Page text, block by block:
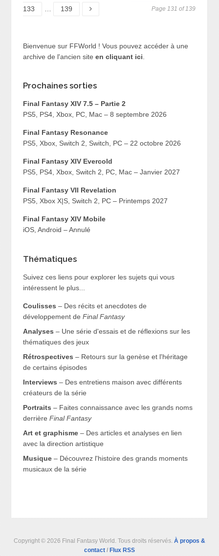
133 Page
139 Page 131 of 139
Bienvenue sur FFWorld ! Vous pouvez accéder à une
archive de l'ancien site en cliquant ici
Prochaines sorties
Final Fantasy XIV 7.5 – Partie 2
PS5, PS4, Xbox, PC, Mac – 8 septembre 2026
Final Fantasy Resonance
PS5, Xbox, Switch 2, Switch, PC – 22 octobre 2026
Final Fantasy XIV Evercold
PS5, PS4, Xbox, Switch 2, PC, Mac – Janvier 2027
Final Fantasy VII Revelation
PS5, Xbox X|S, Switch 2, PC – Printemps 2027
Final Fantasy XIV Mobile
iOS, Android – Annulé
Thématiques
Suivez ces liens pour explorer les sujets qui vous
intéressent le plus...
Coulisses – Des récits et anecdotes de
développement de Final Fantasy
Analyses – Une série d'essais et de réflexions sur les
thématiques des jeux
Rétrospectives – Retours sur la genèse et l'héritage
de certains épisodes
Interviews – Des entretiens maison avec différents
créateurs de la série
Portraits – Faites connaissance avec les grands noms
derrière Final Fantasy
Art et graphisme– Des articles et analyses en lien
avec la direction artistique
Musique– Découvrez l'histoire des grands moments
musicaux de la série
Copyright © 2026 Final Fantasy World. Tous droits réservés.À propos &
contact/Flux RSS